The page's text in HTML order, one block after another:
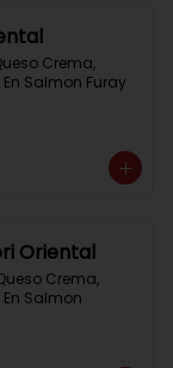
Crema,
Salmon Furay
Oriental
Crema,
En Salmon